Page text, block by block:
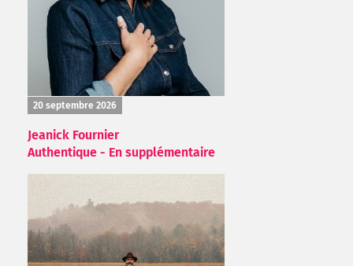
20 septembre 2026
Jeanick Fournier
Authentique - En supplémentaire